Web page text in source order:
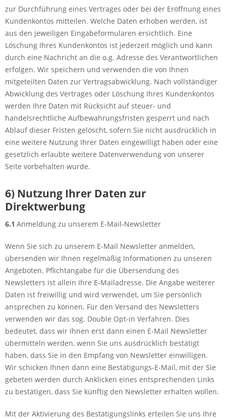
zur Durchführung eines Vertrages oder bei der Eröffnung eines
Kundenkontos mitteilen. Welche Daten erhoben werden, ist
aus den jeweiligen Eingabeformularen ersichtlich. Eine
Löschung Ihres Kundenkontos ist jederzeit möglich und kann
durch eine Nachricht an die o.g. Adresse des Verantwortlichen
erfolgen. Wir speichern und verwenden die von Ihnen
mitgeteilten Daten zur Vertragsabwicklung. Nach vollständiger
Abwicklung des Vertrages oder Löschung Ihres Kundenkontos
werden Ihre Daten mit Rücksicht auf steuer- und
handelsrechtliche Aufbewahrungsfristen gesperrt und nach
Ablauf dieser Fristen gelöscht, sofern Sie nicht ausdrücklich in
eine weitere Nutzung Ihrer Daten eingewilligt haben oder eine
gesetzlich erlaubte weitere Datenverwendung von unserer
Seite vorbehalten wurde.
6) Nutzung Ihrer Daten zur
Direktwerbung
6.1 Anmeldung zu unserem E-Mail-Newsletter
Wenn Sie sich zu unserem E-Mail Newsletter anmelden,
übersenden wir Ihnen regelmäßig Informationen zu unseren
Angeboten. Pflichtangabe für die Übersendung des
Newsletters ist allein Ihre E-Mailadresse. Die Angabe weiterer
Daten ist freiwillig und wird verwendet, um Sie persönlich
ansprechen zu können. Für den Versand des Newsletters
verwenden wir das sog. Double Opt-in Verfahren. Dies
bedeutet, dass wir Ihnen erst dann einen E-Mail Newsletter
übermitteln werden, wenn Sie uns ausdrücklich bestätigt
haben, dass Sie in den Empfang von Newsletter einwilligen.
Wir schicken Ihnen dann eine Bestätigungs-E-Mail, mit der Sie
gebeten werden durch Anklicken eines entsprechenden Links
zu bestätigen, dass Sie künftig den Newsletter erhalten wollen.
Mit der Aktivierung des Bestätigungslinks erteilen Sie uns Ihre